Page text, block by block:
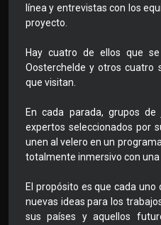
línea y entrevistas con los
proyecto.
Hay cuatro de ellos que
Oosterchelde y otros cuatro
que visitan.
En cada parada, grupos de
expertos seleccionados por
unen al velero en un
totalmente inmersivo con
El propósito es que cada
nuevas ideas para los
sus países y aquellos